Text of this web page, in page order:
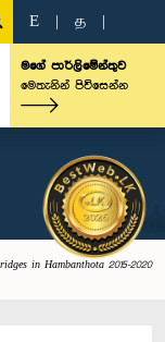
E த
මගේ පාර්ලිමේන්තුව
මෙතැනින් පිවිසෙන්න
in Hambanthota 2015-2020